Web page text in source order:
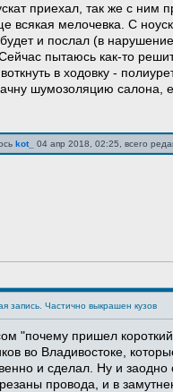
приехал, так же с
всякая мелочевка. С
и послал (в
пытаюсь как-то
в ходовку -
шумозоляцию
kot_ 04 апр 2018, 02:25, всего
запись. Частично выкрашен кузов
"почему пришел
во Владивостоке,
и сделал. Ну и
провода, и в